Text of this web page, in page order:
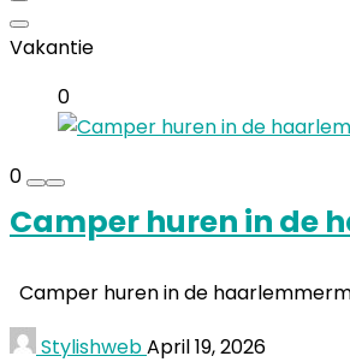
Vakantie
0
0
Camper huren in de
Camper huren in de
StylishwebApril 19, 2026